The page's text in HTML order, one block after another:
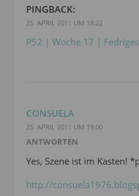
PINGBACK:
25. APRIL 2011 UM 18:22
P52 | Woche 17 |
CONSUELA
25. APRIL 2011 UM 19:00
ANTWORTEN
Yes, Szene ist im Kasten!
http://